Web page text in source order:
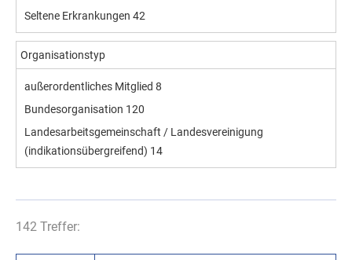
Seltene Erkrankungen 42
Organisationstyp
außerordentliches Mitglied 8
Bundesorganisation 120
Landesarbeitsgemeinschaft / Landesvereinigung
(indikationsübergreifend) 14
142 Treffer: